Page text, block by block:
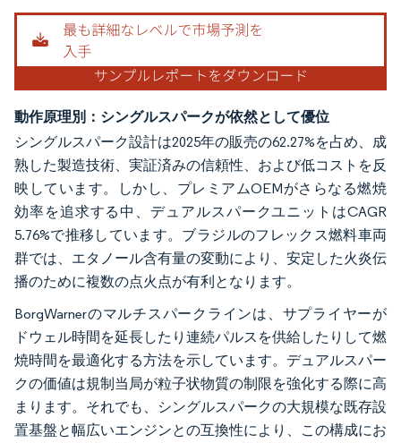
動作原理別：シングルスパークが依然として優位
シングルスパーク設計は2025年の販売の62.27%を占め、成
熟した製造技術、実証済みの信頼性、および低コストを反
映しています。しかし、プレミアムOEMがさらなる燃焼
効率を追求する中、デュアルスパークユニットはCAGR
5.76%で推移しています。ブラジルのフレックス燃料車両
群では、エタノール含有量の変動により、安定した火炎伝
播のために複数の点火点が有利となります。
BorgWarnerのマルチスパークラインは、サプライヤーが
ドウェル時間を延長したり連続パルスを供給したりして燃
焼時間を最適化する方法を示しています。デュアルスパー
クの価値は規制当局が粒子状物質の制限を強化する際に高
まります。それでも、シングルスパークの大規模な既存設
置基盤と幅広いエンジンとの互換性により、この構成にお